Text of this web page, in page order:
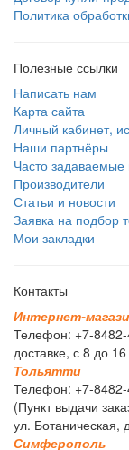
Политика
Полезные ссылки
Написать нам
Карта сайта
Личный кабинет,
Наши партнёры
Часто задаваемые
Производители
Статьи и новости
Заявка на подбор
Мои закладки
Контакты
Интернет-магази
Телефон: +7-8482-
доставке, с 8 до
Тольятти
Телефон: +7-
(Пункт выдачи
ул. Ботаническая,
Симферополь